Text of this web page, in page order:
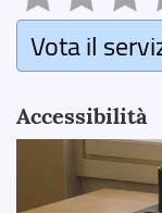
Vota il
Accessibilità